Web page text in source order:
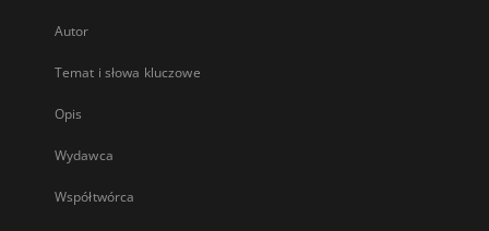
Autor
Temat i słowa kluczowe
Opis
Wydawca
Współtwórca